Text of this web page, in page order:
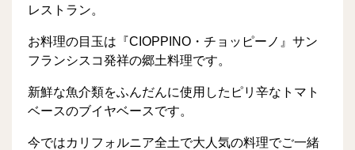
レストラン。
お料理の目玉は『CIOPPINO・チョッピーノ』サン
フランシスコ発祥の郷土料理です。
新鮮な魚介類をふんだんに使用したピリ辛なトマト
ベースのブイヤベースです。
今ではカリフォルニア全土で大人気の料理でご一緒